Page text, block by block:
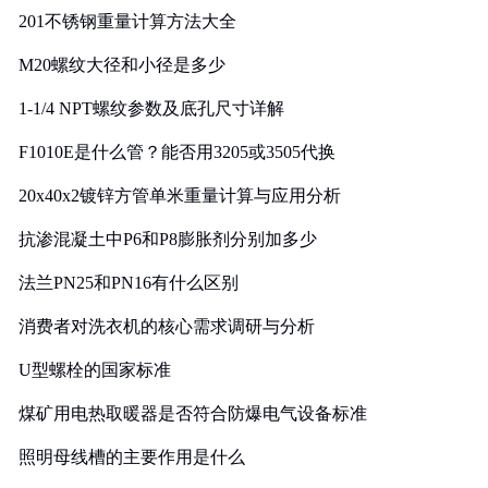
201不锈钢重量计算方法大全
M20螺纹大径和小径是多少
1-1/4 NPT螺纹参数及底孔尺寸详解
F1010E是什么管？能否用3205或3505代换
20x40x2镀锌方管单米重量计算与应用分析
抗渗混凝土中P6和P8膨胀剂分别加多少
法兰PN25和PN16有什么区别
消费者对洗衣机的核心需求调研与分析
U型螺栓的国家标准
煤矿用电热取暖器是否符合防爆电气设备标准
照明母线槽的主要作用是什么